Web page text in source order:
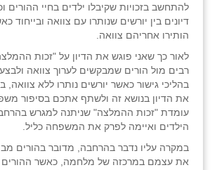
להתחשב בזכויות שקיבלו ילדים בחיי ההורים
דיונים בין יורשים שנותרו עם צוואה ובייחוד
הותירו אחריהם צוואה.
לאור כך שאני פוגש את הדיון על "זכות
רבים מול הורים שמבקשים לערוך צוואה ולבצע
בהליכי גישור כאשר יורשים נותרו ללא צוואה,
את הדיון בנושא זה ולשתף אתכם בסיפור
עומדת "זכות ההמלצה" שניתנה למגרש
הילדים ואיימה לפרק את המשפחה כליל.
במקרה עליו נדבר בהרחבה, מדובר בהורים
את עצמם במרכזה של מלחמה, כאשר ההורים